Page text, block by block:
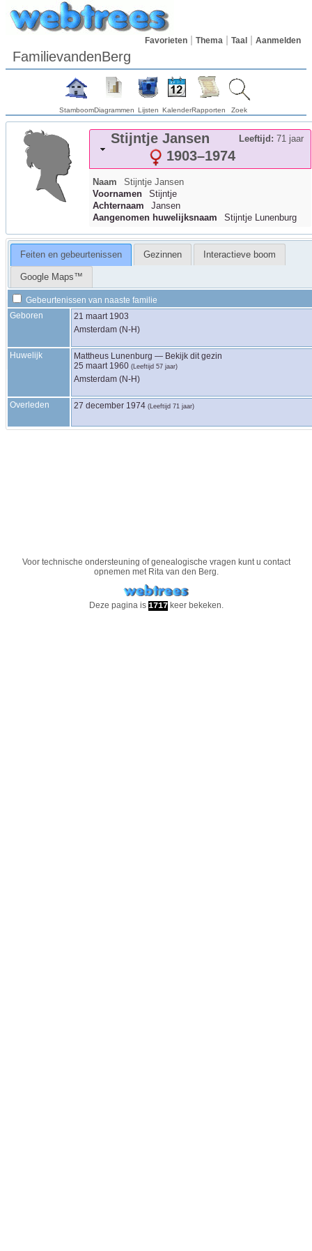
Favorieten Thema Taal Aanmelden
FamilievandenBerg
StamboomDiagrammen Lijsten KalenderRapporten Zoek
Stijntje Jansen Leeftijd: 71 jaar
1903–1974
Naam Stijntje Jansen
Voornamen
Stijntje
Achternaam
Jansen
Aangenomen huwelijksnaam
Stijntje Lunenburg
Feiten en gebeurtenissen Gezinnen Interactieve boom
Google Maps™
Gebeurtenissen van naaste familie
Geboren
21 maart 1903
Amsterdam (N-H)
Huwelijk Mattheus Lunenburg — Bekijk dit gezin
25 maart 1960 (Leeftijd 57 jaar)
Amsterdam (N-H)
Overleden 27 december 1974 (Leeftijd 71 jaar)
Voor technische ondersteuning of genealogische vragen kunt u contact
opnemen met Rita van den Berg.
Deze pagina is 1717keer bekeken.